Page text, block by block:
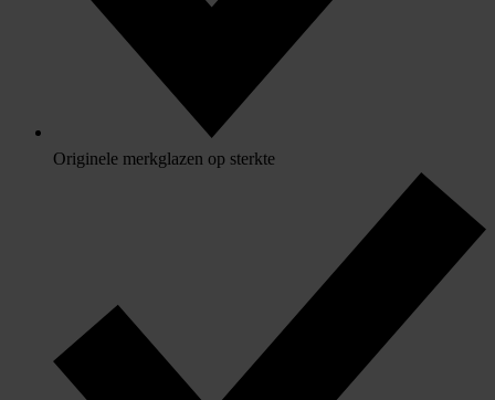
Originele merkglazen op sterkte